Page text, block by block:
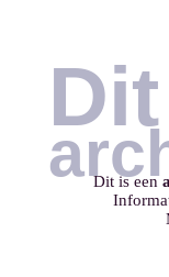
Dit is een